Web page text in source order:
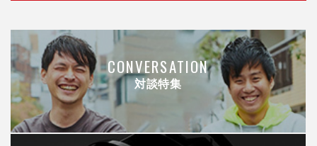
CONVERSATION
対談特集